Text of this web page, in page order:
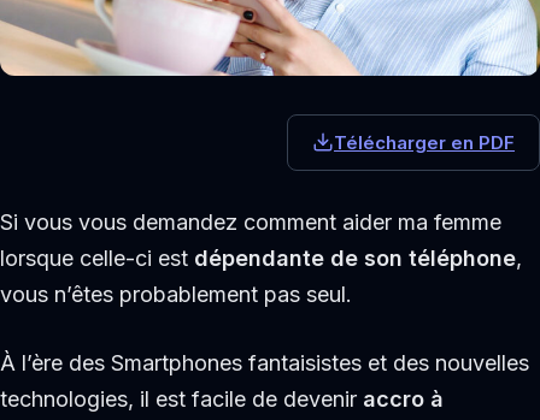
Télécharger en PDF
Si vous vous demandez comment aider ma femme
lorsque celle-ci est dépendante de son téléphone,
vous n’êtes probablement pas seul.
À l’ère des Smartphones fantaisistes et des nouvelles
technologies, il est facile de devenir accro à